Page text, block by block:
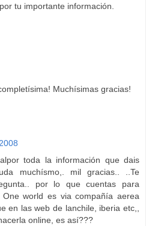
tu importante información.
Muchísimas gracias!
toda la información que dais
muchísmo,. mil gracias.. ..Te
por lo que cuentas para
world es via compañía aerea
en las web de lanchile, iberia etc,,
online, es así???